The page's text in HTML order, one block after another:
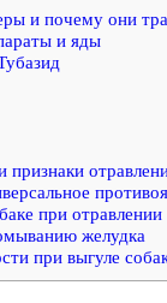
и почему они
и яды
при отравлении
желудка
при выгуле